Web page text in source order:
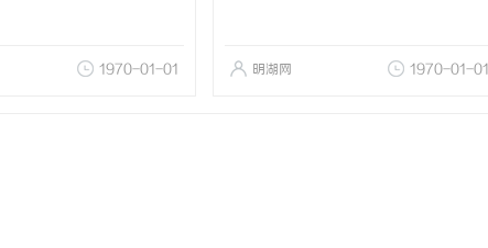
1970-01-01 明湖网 1970-01-01